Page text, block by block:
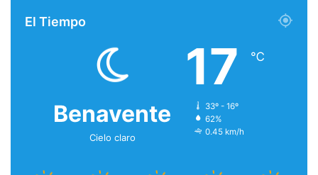
El Tiempo
Benavente
Cielo claro
17 ℃
33º - 16º
62%
0.45 km/h